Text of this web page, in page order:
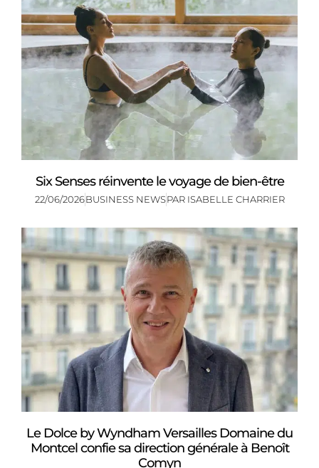
Six Senses réinvente le voyage de bien-être
22/06/2026BUSINESS NEWSPAR ISABELLE CHARRIER
Le Dolce by Wyndham Versailles Domaine du
Montcel confie sa direction générale à Benoît
Comyn